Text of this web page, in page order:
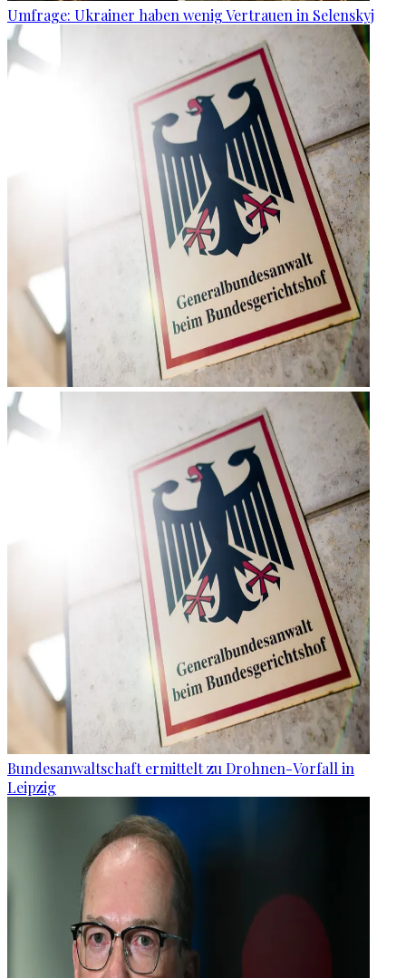
Umfrage: Ukrainer haben wenig Vertrauen in Selenskyj
Bundesanwaltschaft ermittelt zu Drohnen-Vorfall in
Leipzig